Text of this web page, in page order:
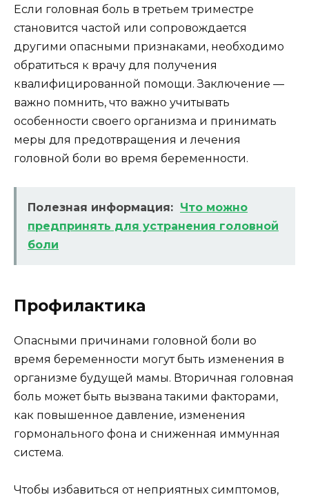
Если головная боль в третьем триместре
становится частой или сопровождается
другими опасными признаками, необходимо
обратиться к врачу для получения
квалифицированной помощи. Заключение —
важно помнить, что важно учитывать
особенности своего организма и принимать
меры для предотвращения и лечения
головной боли во время беременности.
Полезная информация: Что можно
предпринять для устранения головной
боли
Профилактика
Опасными причинами головной боли во
время беременности могут быть изменения в
организме будущей мамы. Вторичная головная
боль может быть вызвана такими факторами,
как повышенное давление, изменения
гормонального фона и сниженная иммунная
система.
Чтобы избавиться от неприятных симптомов,